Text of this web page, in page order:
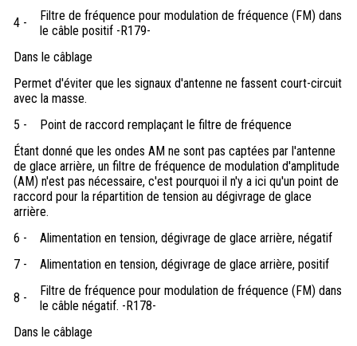
4 -
Filtre de fréquence pour modulation de fréquence (FM) dans
le câble positif -R179-
Dans le câblage
Permet d'éviter que les signaux d'antenne ne fassent court-circuit
avec la masse.
5 -
Point de raccord remplaçant le filtre de fréquence
Étant donné que les ondes AM ne sont pas captées par l'antenne
de glace arrière, un filtre de fréquence de modulation d'amplitude
(AM) n'est pas nécessaire, c'est pourquoi il n'y a ici qu'un point de
raccord pour la répartition de tension au dégivrage de glace
arrière.
6 -
Alimentation en tension, dégivrage de glace arrière, négatif
7 -
Alimentation en tension, dégivrage de glace arrière, positif
8 -
Filtre de fréquence pour modulation de fréquence (FM) dans
le câble négatif. -R178-
Dans le câblage